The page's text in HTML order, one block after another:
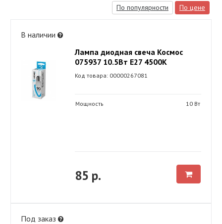
По популярности По цене
В наличии
Лампа диодная свеча Космос
075937 10.5Вт Е27 4500К
Код товара: 00000267081
Мощность 10 Вт
85 р.
Под заказ